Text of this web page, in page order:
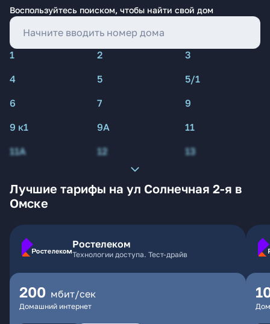
Воспользуйтесь поиском, чтобы найти свой дом
1 2
3
4
5
5/1
6
7
9
9 к1
9А
11
11А
12 13
Лучшие тарифы на ул Солнечная 2-я в
Омске
Ростелеком
Технологии доступа. Тест-драйв
200 мбит/сек
Домашний интернет